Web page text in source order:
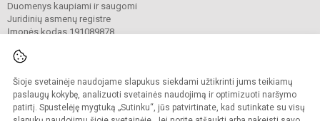
Šioje svetainėje naudojame slapukus siekdami užtikrinti jums teikiamų
paslaugų kokybę, analizuoti svetainės naudojimą ir optimizuoti naršymo
patirtį. Spustelėję mygtuką „Sutinku“, jūs patvirtinate, kad sutinkate su visų
Duomenys kaupiami ir saugomi
Juridinių asmenų registre
Įmonės kodas 191089878
© 2025. Kauno r. Babtų gimnazija. Visos teisės saugomos.
Kopijuoti turinį be raštiško gimnazijos sutikimo griežtai draudžiama.
Prieinamumo paraiška Slapukų politika